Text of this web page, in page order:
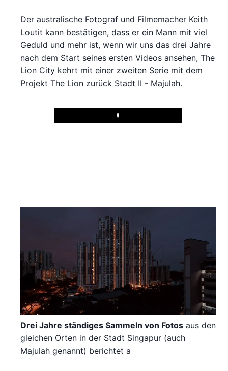
Der australische Fotograf und Filmemacher Keith
Loutit kann bestätigen, dass er ein Mann mit viel
Geduld und mehr ist, wenn wir uns das drei Jahre
nach dem Start seines ersten Videos ansehen, The
Lion City kehrt mit einer zweiten Serie mit dem
Projekt The Lion zurück Stadt II - Majulah.
Play
Drei Jahre ständiges Sammeln von Fotos aus den
gleichen Orten in der Stadt Singapur (auch
Majulah genannt) berichtet a